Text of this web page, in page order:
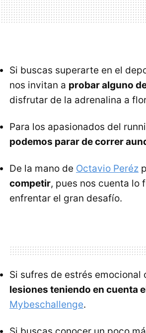
Si buscas superarte en el
nos invitan a probar alguno
disfrutar de la adrenalina a
Para los apasionados del
podemos parar de correr
De la mano de Octavio Peréz
competir, pues nos cuenta lo
enfrentar el gran desafío.
Si sufres de estrés
lesiones teniendo en cuenta
Mybeschallenge.